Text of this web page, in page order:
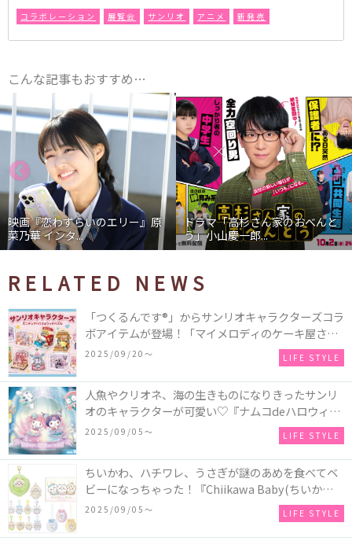
コラボレーション 展覧会 サンリオ アニメ 新発売
こんな記事もおすすめ…
映画『恋わずらいのエリー』原
菜乃華 インタ...
ドラマ「高杉さん家のおべんと
う」小山慶一郎...
RELATED NEWS
「つくるんです®」からサンリオキャラクターズコラ
ボアイテムが登場！「マイメロディのケーキ屋さ
ん」などミニチュアハウス8種類と、「シナモロール
のメリーゴーランド」などオルゴールで動く仕掛け
付きのウッドパズル2種類♪
2025/09/20〜 LIFE STYLE
人魚やクリオネ、海の生きものになりきったサンリ
オのキャラクターが可愛い♡『ナムコdeハロウィン
2025～マーメイドファンタジー～』全国のアミュー
ズメント施設「ナムコ」「ナムコオンラインクレー
ン」で開催！
2025/09/05〜 LIFE STYLE
ちいかわ、ハチワレ、うさぎが謎のあめを食べてベ
ビーになっちゃった！『Chiikawa Baby(ちいかわベ
ビー)』の催事を全国14か所で開催！
2025/09/05〜 LIFE STYLE